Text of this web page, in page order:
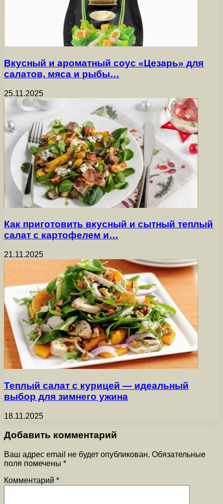
Вкусный и ароматный соус «Цезарь» для
салатов, мяса и рыбы…
25.11.2025
Как приготовить вкусный и сытный теплый
салат с картофелем и…
21.11.2025
Теплый салат с курицей — идеальный
выбор для зимнего ужина
18.11.2025
Добавить комментарий
Ваш адрес email не будет опубликован. Обязательные
поля помечены *
Комментарий *